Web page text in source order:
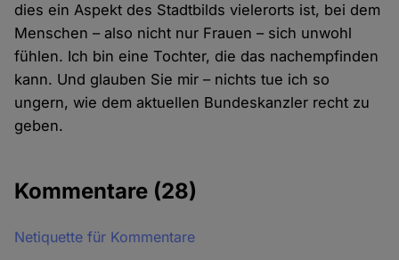
dies ein Aspekt des Stadtbilds vielerorts ist, bei dem
Menschen – also nicht nur Frauen – sich unwohl
fühlen. Ich bin eine Tochter, die das nachempfinden
kann. Und glauben Sie mir – nichts tue ich so
ungern, wie dem aktuellen Bundeskanzler recht zu
geben.
Kommentare (28)
Netiquette für Kommentare